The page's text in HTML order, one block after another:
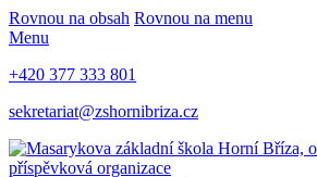
Rovnou na obsah Rovnou na menu
Menu
+420 377 333 801
sekretariat@zshornibriza.cz